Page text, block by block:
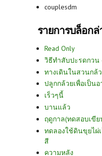
couplesdm
รายการบล็อก
Read Only
วิธีทำสับปะรดกวน
ทางเดินในสวนกล้
ปลูกกล้วยเพื่อเป็นอ
เร็วๆนี้
บานแล้ว
ฤดูกาล(ทดสอบเขีย
ทดลองใช้ดินขุยไผ่
สี
ความหลัง